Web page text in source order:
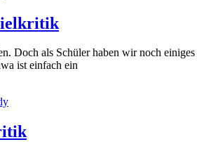
Doch als Schüler haben wir noch
ist einfach ein